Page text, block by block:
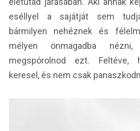
eséllyel a sajátját sem
bármilyen nehéznek és
mélyen önmagadba
megspórolnod ezt. Feltéve,
keresel, és nem csak